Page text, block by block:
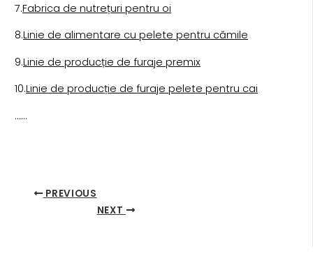
7.Fabrica de nutrețuri pentru oi
8.Linie de alimentare cu pelete pentru cămile
9.Linie de producție de furaje premix
10.Linie de producție de furaje pelete pentru cai
......
PREVIOUS
NEXT